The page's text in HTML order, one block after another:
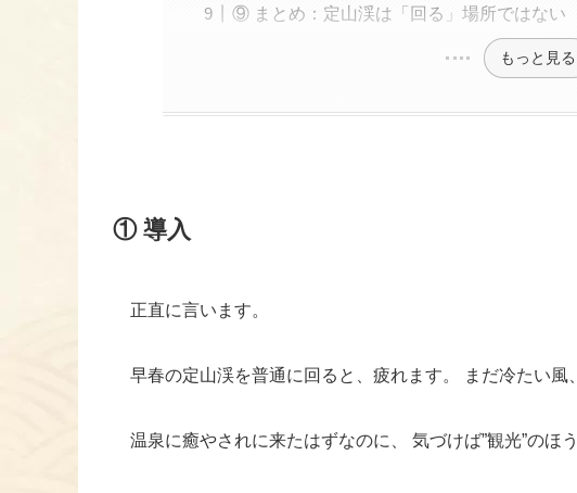
⑨ まとめ：定山渓は「回る」場所ではない
もっと見る
① 導入
正直に言います。
早春の定山渓を普通に回ると、疲れます。 まだ冷たい風
温泉に癒やされに来たはずなのに、 気づけば”観光”のほ